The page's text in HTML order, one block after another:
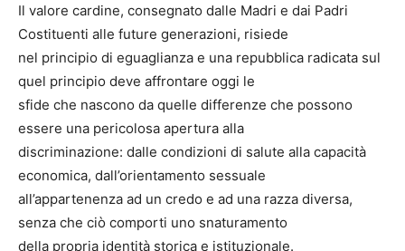
Il valore cardine, consegnato dalle Madri e dai Padri
Costituenti alle future generazioni, risiede
nel principio di eguaglianza e una repubblica radicata sul
quel principio deve affrontare oggi le
sfide che nascono da quelle differenze che possono
essere una pericolosa apertura alla
discriminazione: dalle condizioni di salute alla capacità
economica, dall’orientamento sessuale
all’appartenenza ad un credo e ad una razza diversa,
senza che ciò comporti uno snaturamento
della propria identità storica e istituzionale.